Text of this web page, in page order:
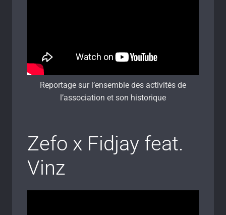
Reportage sur l’ensemble des activités de
l’association et son historique
Zefo x Fidjay feat.
Vinz